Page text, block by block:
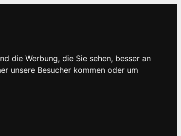
die Werbung, die Sie sehen, besser an
unsere Besucher kommen oder um